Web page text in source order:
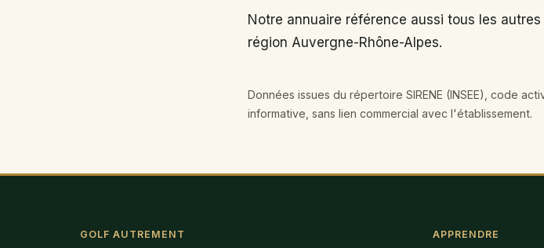
Notre annuaire référence aussi tous les
région Auvergne-Rhône-Alpes.
Données issues du répertoire SIRENE (INSEE), code
informative, sans lien commercial avec l'établissement.
GOLF AUTREMENT APPRENDRE